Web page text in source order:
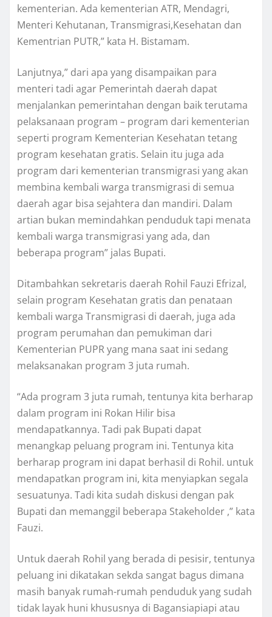
kementerian. Ada kementerian ATR, Mendagri,
Menteri Kehutanan, Transmigrasi,Kesehatan dan
Kementrian PUTR,” kata H. Bistamam.
Lanjutnya,” dari apa yang disampaikan para
menteri tadi agar Pemerintah daerah dapat
menjalankan pemerintahan dengan baik terutama
pelaksanaan program – program dari kementerian
seperti program Kementerian Kesehatan tetang
program kesehatan gratis. Selain itu juga ada
program dari kementerian transmigrasi yang akan
membina kembali warga transmigrasi di semua
daerah agar bisa sejahtera dan mandiri. Dalam
artian bukan memindahkan penduduk tapi menata
kembali warga transmigrasi yang ada, dan
beberapa program” jalas Bupati.
Ditambahkan sekretaris daerah Rohil Fauzi Efrizal,
selain program Kesehatan gratis dan penataan
kembali warga Transmigrasi di daerah, juga ada
program perumahan dan pemukiman dari
Kementerian PUPR yang mana saat ini sedang
melaksanakan program 3 juta rumah.
“Ada program 3 juta rumah, tentunya kita berharap
dalam program ini Rokan Hilir bisa
mendapatkannya. Tadi pak Bupati dapat
menangkap peluang program ini. Tentunya kita
berharap program ini dapat berhasil di Rohil. untuk
mendapatkan program ini, kita menyiapkan segala
sesuatunya. Tadi kita sudah diskusi dengan pak
Bupati dan memanggil beberapa Stakeholder ,” kata
Fauzi.
Untuk daerah Rohil yang berada di pesisir, tentunya
peluang ini dikatakan sekda sangat bagus dimana
masih banyak rumah-rumah penduduk yang sudah
tidak layak huni khususnya di Bagansiapiapi atau